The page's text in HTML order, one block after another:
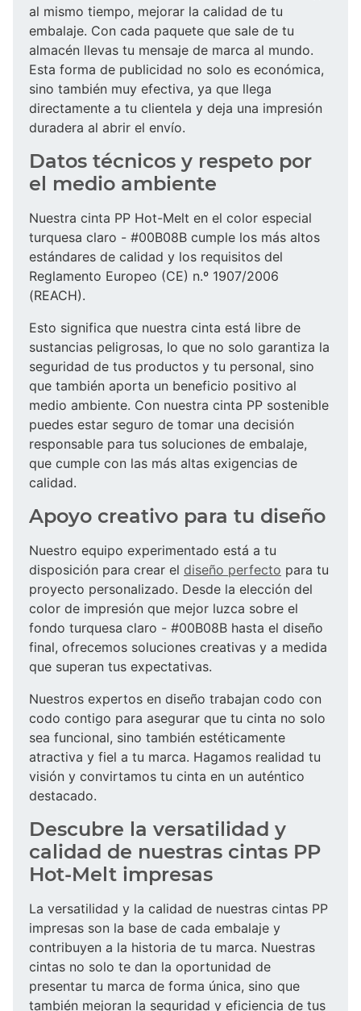
al mismo tiempo, mejorar la calidad de tu
embalaje. Con cada paquete que sale de tu
almacén llevas tu mensaje de marca al mundo.
Esta forma de publicidad no solo es económica,
sino también muy efectiva, ya que llega
directamente a tu clientela y deja una impresión
duradera al abrir el envío.
Datos técnicos y respeto por
el medio ambiente
Nuestra cinta PP Hot-Melt en el color especial
turquesa claro - #00B08B cumple los más altos
estándares de calidad y los requisitos del
Reglamento Europeo (CE) n.º 1907/2006
(REACH).
Esto significa que nuestra cinta está libre de
sustancias peligrosas, lo que no solo garantiza la
seguridad de tus productos y tu personal, sino
que también aporta un beneficio positivo al
medio ambiente. Con nuestra cinta PP sostenible
puedes estar seguro de tomar una decisión
responsable para tus soluciones de embalaje,
que cumple con las más altas exigencias de
calidad.
Apoyo creativo para tu diseño
Nuestro equipo experimentado está a tu
disposición para crear el diseño perfecto para tu
proyecto personalizado. Desde la elección del
color de impresión que mejor luzca sobre el
fondo turquesa claro - #00B08B hasta el diseño
final, ofrecemos soluciones creativas y a medida
que superan tus expectativas.
Nuestros expertos en diseño trabajan codo con
codo contigo para asegurar que tu cinta no solo
sea funcional, sino también estéticamente
atractiva y fiel a tu marca. Hagamos realidad tu
visión y convirtamos tu cinta en un auténtico
destacado.
Descubre la versatilidad y
calidad de nuestras cintas PP
Hot-Melt impresas
La versatilidad y la calidad de nuestras cintas PP
impresas son la base de cada embalaje y
contribuyen a la historia de tu marca. Nuestras
cintas no solo te dan la oportunidad de
presentar tu marca de forma única, sino que
también mejoran la seguridad y eficiencia de tus